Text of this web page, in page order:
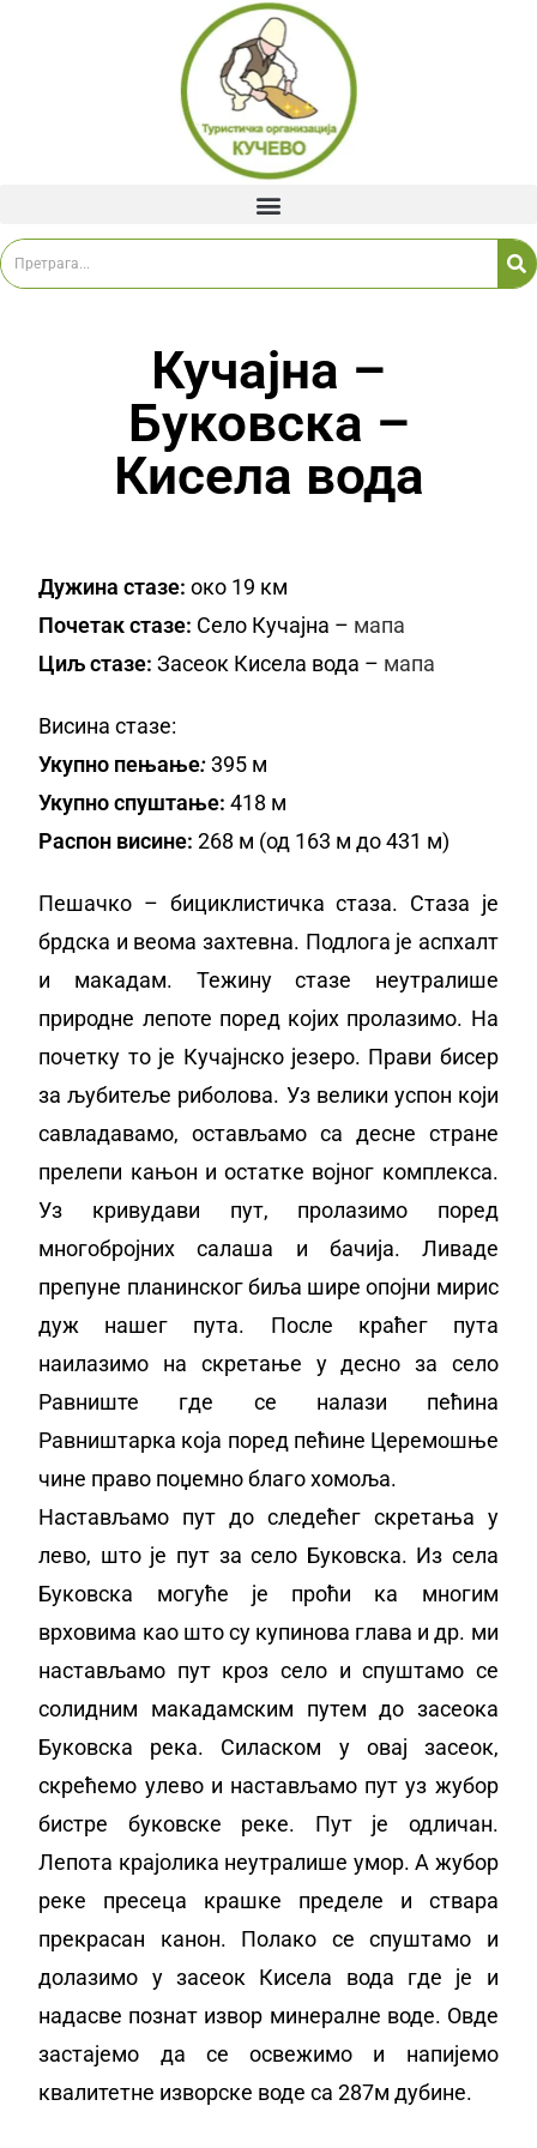
Кучајна –
Буковска –
Кисела вода
Дужина стазе:око 19 км
Почетак стазе: Село Кучајна – мапа
Циљ стазе: Засеок Кисела вода – мапа
Висина стазе:
Укупно пењање:395 м
Укупно спуштање: 418 м
Распон висине: 268 м (од 163 м до 431 м)
Пешачко – бициклистичка стаза. Стаза је
брдска и веома захтевна. Подлога је аспхалт
и макадам. Тежину стазе неутралише
природне лепоте поред којих пролазимо. На
почетку то је Кучајнско језеро. Прави бисер
за љубитеље риболова. Уз велики успон који
савладавамо, остављамо са десне стране
прелепи кањон и остатке војног комплекса.
Уз кривудави пут, пролазимо поред
многобројних салаша и бачија. Ливаде
препуне планинског биља шире опојни мирис
дуж нашег пута. После краћег пута
наилазимо на скретање у десно за село
Равниште где се налази пећина
Равништарка која поред пећине Церемошње
чине право поџемно благо хомоља.
Настављамо пут до следећег скретања у
лево, што је пут за село Буковска. Из села
Буковска могуће је проћи ка многим
врховима као што су купинова глава и др. ми
настављамо пут кроз село и спуштамо се
солидним макадамским путем до засеока
Буковска река. Силаском у овај засеок,
скрећемо улево и настављамо пут уз жубор
бистре буковске реке. Пут је одличан.
Лепота крајолика неутралише умор. А жубор
реке пресеца крашке пределе и ствара
прекрасан канон. Полако се спуштамо и
долазимо у засеок Кисела вода где је и
надасве познат извор минералне воде. Овде
застајемо да се освежимо и напијемо
квалитетне изворске воде са 287м дубине.